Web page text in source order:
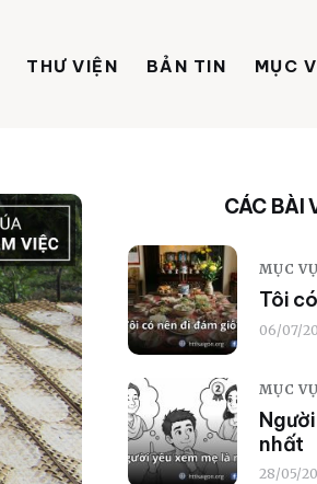
THƯ VIỆN BẢN TIN MỤC
CÁC BÀI
MỤC
Tôi
06/07/
MỤC
nhất
28/05/